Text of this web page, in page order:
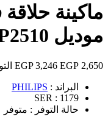
ماكينة
موديل QP2510
2,650 EGP
3,246 EGP
البراند : PHILIPS
SER : 1179
حالة التوفر : متوفر